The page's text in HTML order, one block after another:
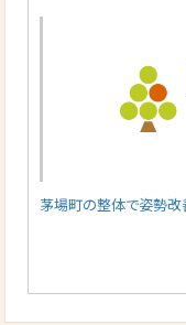
茅場町の整体で姿勢